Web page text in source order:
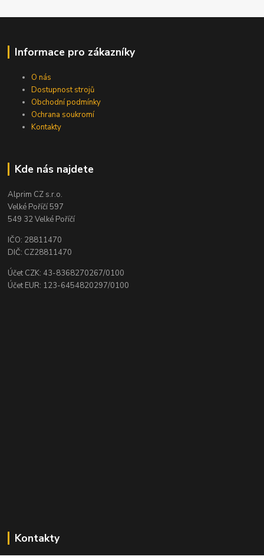
Informace pro zákazníky
O nás
Dostupnost strojů
Obchodní podmínky
Ochrana soukromí
Kontakty
Kde nás najdete
Alprim CZ s.r.o.
Velké Poříčí 597
549 32 Velké Poříčí
IČO: 28811470
DIČ: CZ28811470
Účet CZK: 43-8368270267/0100
Účet EUR: 123-6454820297/0100
Kontakty